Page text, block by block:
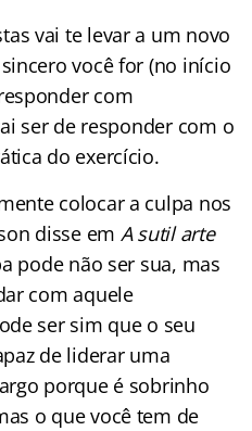
vai te levar a um novo
você for (no início
com
ser de responder com o
do exercício.
colocar a culpa nos
disse em A sutil arte
pode não ser sua, mas
com aquele
ser sim que o seu
de liderar uma
porque é sobrinho
o que você tem de